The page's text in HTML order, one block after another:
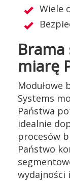
Wiele
miarę
Modułowe
Systems
Państwa
idealnie
procesów
Państwo
wydajności